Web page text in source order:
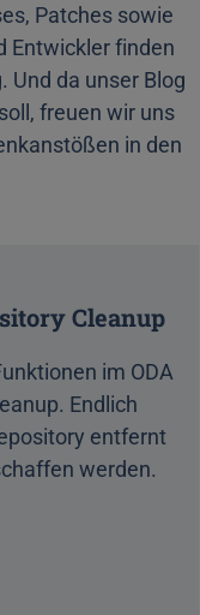
Patches sowie
Entwickler finden
Und da unser Blog
freuen wir uns
in den
Cleanup
im ODA
Endlich
entfernt
werden.